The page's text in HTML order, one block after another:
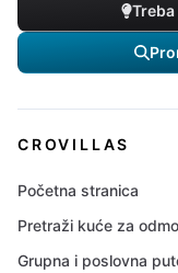
CROVILLAS
Početna stranica
Pretraži kuće za
Grupna i poslovna